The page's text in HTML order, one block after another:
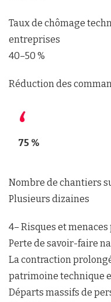
Taux de chômage
entreprises
40–50 %
Réduction des
75 %
Nombre de chantiers
Plusieurs dizaines
4– Risques et
Perte de savoir-faire
La contraction
patrimoine technique
Départs massifs de